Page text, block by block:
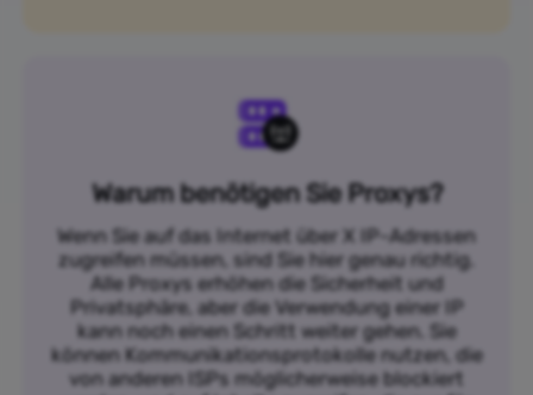
Warum benötigen Sie Proxys?
Wenn Sie auf das Internet über X IP-Adressen
zugreifen müssen, sind Sie hier genau richtig.
Alle Proxys erhöhen die Sicherheit und
Privatsphäre, aber die Verwendung einer IP
kann noch einen Schritt weiter gehen. Sie
können Kommunikationsprotokolle nutzen, die
von anderen ISPs möglicherweise blockiert